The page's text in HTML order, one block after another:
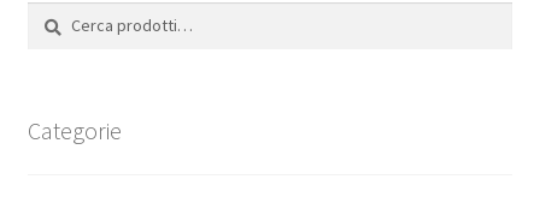
Cerca:
Cerca
Categorie